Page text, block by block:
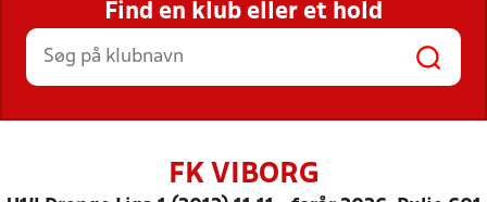
STILLINGER, RESULTATER, KLUBBER OG
HOLD
Find en klub eller et hold
FK VIBORG